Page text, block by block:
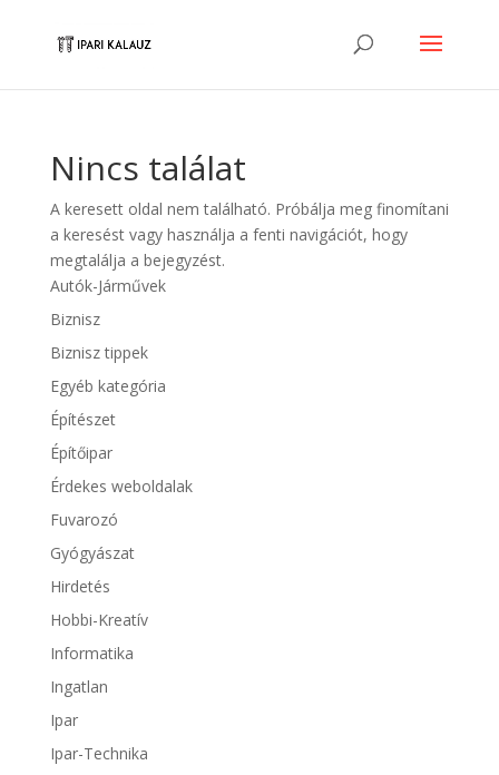
Nincs találat
A keresett oldal nem található. Próbálja meg finomítani
a keresést vagy használja a fenti navigációt, hogy
megtalálja a bejegyzést.
Autók-Járművek
Biznisz
Biznisz tippek
Egyéb kategória
Építészet
Építőipar
Érdekes weboldalak
Fuvarozó
Gyógyászat
Hirdetés
Hobbi-Kreatív
Informatika
Ingatlan
Ipar
Ipar-Technika